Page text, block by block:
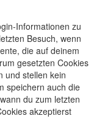
Informationen zu
Besuch, wenn
die auf deinem
gesetzten Cookies
und stellen kein
speichern auch die
du zum letzten
akzeptierst